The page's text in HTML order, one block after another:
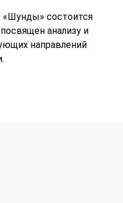
состоится
анализу и
направлений